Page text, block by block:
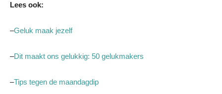
Lees ook:
–Geluk maak jezelf
–Dit maakt ons gelukkig: 50 gelukmakers
–Tips tegen de maandagdip